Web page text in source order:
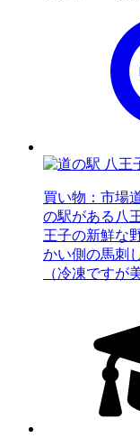
買い物：市場
の駅がある八
王子の新鮮な
かい側の馬刺
（冷凍ですが